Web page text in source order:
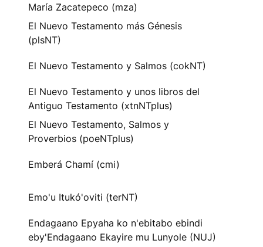
María Zacatepeco (mza)
El Nuevo Testamento más Génesis
(plsNT)
El Nuevo Testamento y Salmos (cokNT)
El Nuevo Testamento y unos libros del
Antiguo Testamento (xtnNTplus)
El Nuevo Testamento, Salmos y
Proverbios (poeNTplus)
Emberá Chamí (cmi)
Emo'u Itukó'oviti (terNT)
Endagaano Epyaha ko n'ebitabo ebindi
eby'Endagaano Ekayire mu Lunyole (NUJ)